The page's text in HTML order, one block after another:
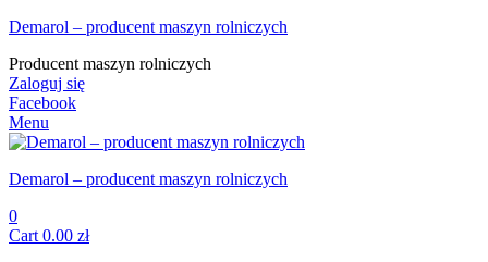
Demarol – producent maszyn rolniczych
Producent maszyn rolniczych
Zaloguj się
Facebook
Menu
Demarol – producent maszyn rolniczych
0
Cart 0.00 zł